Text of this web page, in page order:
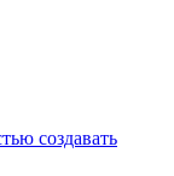
создавать